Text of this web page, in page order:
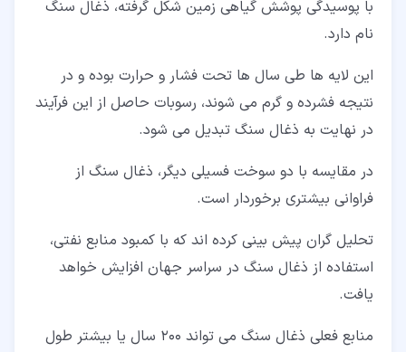
با پوسیدگی پوشش گیاهی زمین شکل گرفته، ذغال سنگ
نام دارد.
این لایه ها طی سال ها تحت فشار و حرارت بوده و در
نتیجه فشرده و گرم می شوند، رسوبات حاصل از این فرآیند
در نهایت به ذغال سنگ تبدیل می شود.
در مقایسه با دو سوخت فسیلی دیگر، ذغال سنگ از
فراوانی بیشتری برخوردار است.
تحلیل گران پیش بینی کرده اند که با کمبود منابع نفتی،
استفاده از ذغال سنگ در سراسر جهان افزایش خواهد
یافت.
منابع فعلی ذغال سنگ می تواند 200 سال یا بیشتر طول